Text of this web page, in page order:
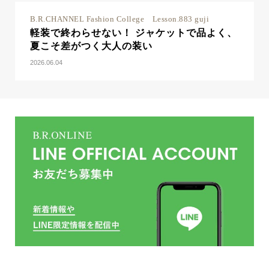
B.R.CHANNEL Fashion College Lesson.883 guji
軽装で終わらせない！ ジャケットで品よく、
夏こそ差がつく大人の装い
2026.06.04